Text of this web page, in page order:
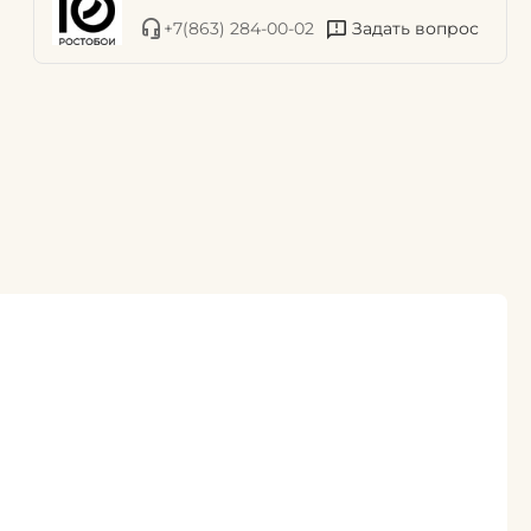
+7(863) 284-00-02 Задать вопрос